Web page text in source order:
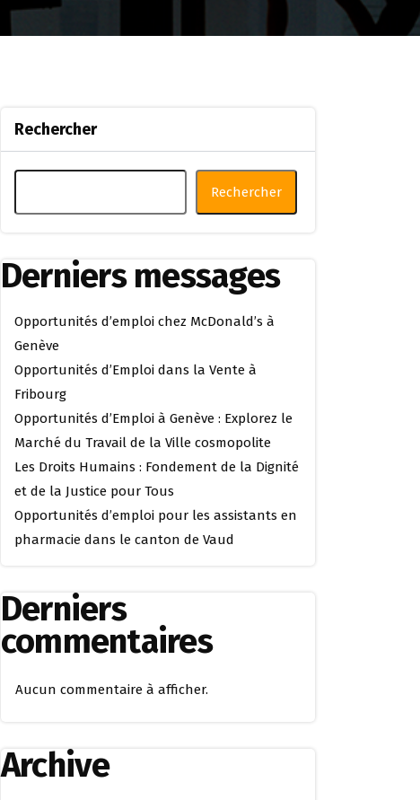
Rechercher
Rechercher
Derniers messages
Opportunités d’emploi chez McDonald’s à
Genève
Opportunités d’Emploi dans la Vente à
Fribourg
Opportunités d’Emploi à Genève : Explorez le
Marché du Travail de la Ville cosmopolite
Les Droits Humains : Fondement de la Dignité
et de la Justice pour Tous
Opportunités d’emploi pour les assistants en
pharmacie dans le canton de Vaud
Derniers
commentaires
Aucun commentaire à afficher.
Archive